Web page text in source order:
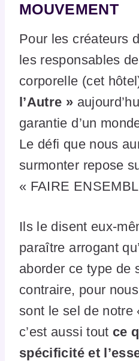
MOUVEMENT
Pour les créateurs
les responsables
corporelle (cet
l’Autre »
garantie d’un
Le défi que nous
surmonter repose
« FAIRE
Ils le disent eux-
paraître arrogant
aborder ce type de
contraire, pour
sont le sel de notre
c’est aussi tout ce
spécificité et